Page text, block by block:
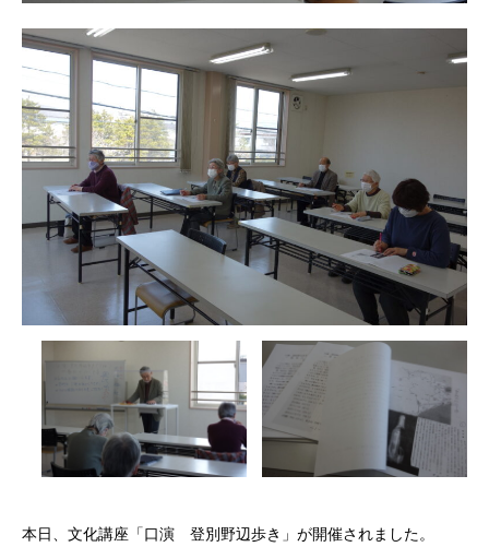
本日、文化講座「口演 登別野辺歩き」が開催されました。